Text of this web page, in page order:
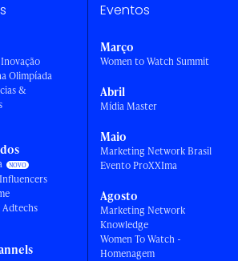
Olimpíada
&
Eventos
Março
Women to Watch Summit
Abril
Mídia Master
Maio
Marketing Network Brasil
Evento ProXXIma
Agosto
Marketing Network
Knowledge
Women To Watch -
Homenagem